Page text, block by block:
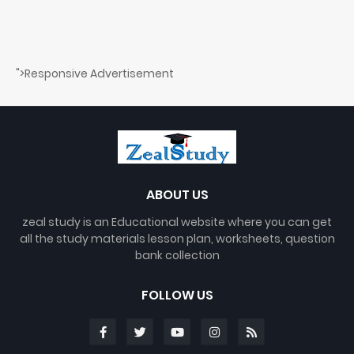
">Responsive Advertisement
ABOUT US
zeal study is an Educational website where you can get
all the study materials lesson plan, worksheets, question
bank collection
FOLLOW US